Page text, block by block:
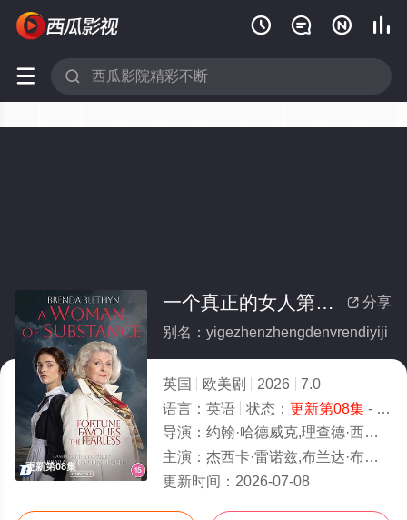
   
 
更新第08集
 分享
一个真正的女人第一季
别名：yigezhenzhengdenvrendiyiji
英国 欧美剧 2026
7.0
语言： 英语 状态： 更新第08集- 免费在线观看
导演： 约翰·哈德威克,理查德·西尼尔,Samantha,Harrie
主演： 杰西卡·雷诺兹,布兰达·布莱斯,乔·乔伊纳,Keith,Lomas,,埃米特·
更新时间： 2026-07-08